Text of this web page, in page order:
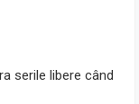
serile libere când